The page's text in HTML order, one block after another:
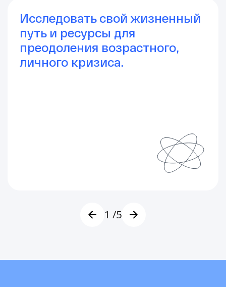
Исследовать свой жизненный
путь и ресурсы для
преодоления возрастного,
личного кризиса.
1 /5